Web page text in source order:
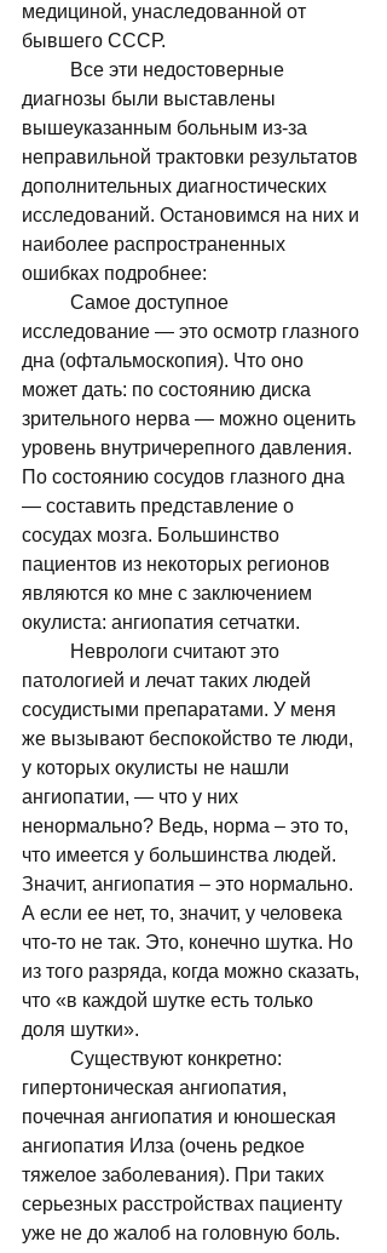
медициной, унаследованной от
бывшего СССР.
диагнозы были выставлены
вышеуказанным больным из-за
неправильной трактовки результатов
дополнительных диагностических
исследований. Остановимся на них и
наиболее распространенных
ошибках подробнее:
исследование — это осмотр глазного
дна (офтальмоскопия). Что оно
может дать: по состоянию диска
зрительного нерва — можно оценить
уровень внутричерепного давления.
По состоянию сосудов глазного дна
— составить представление о
сосудах мозга. Большинство
пациентов из некоторых регионов
являются ко мне с заключением
окулиста: ангиопатия сетчатки.
патологией и лечат таких людей
сосудистыми препаратами. У меня
же вызывают беспокойство те люди,
у которых окулисты не нашли
ангиопатии, — что у них
ненормально? Ведь, норма – это то,
что имеется у большинства людей.
Значит, ангиопатия – это нормально.
А если ее нет, то, значит, у человека
что-то не так. Это, конечно шутка. Но
из того разряда, когда можно сказать,
что «в каждой шутке есть только
доля шутки».
гипертоническая ангиопатия,
почечная ангиопатия и юношеская
ангиопатия Илза (очень редкое
тяжелое заболевания). При таких
серьезных расстройствах пациенту
уже не до жалоб на головную боль.